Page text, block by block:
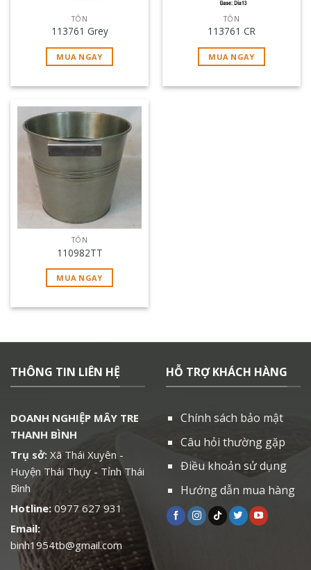
TÔN
113761 Grey
MUA NGAY
TÔN
113761 CR
MUA NGAY
TÔN
110982TT
MUA NGAY
THÔNG TIN LIÊN HỆ
DOANH NGHIỆP MÂY TRE
THANH BÌNH
Trụ sở: Xã Thái Xuyên -
Huyện Thái Thụy - Tỉnh Thái
Bình
Hotline: 0977 627 931
Email:
binh1954tb@gmail.com
HỖ TRỢ KHÁCH HÀNG
Chính sách bảo mật
Câu hỏi thường gặp
Điều khoản sử dụng
Hướng dẫn mua hàng